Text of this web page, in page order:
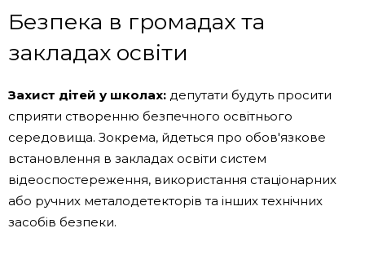
Безпека в громадах та
закладах освіти
Захист дітей у школах: депутати будуть просити
сприяти створенню безпечного освітнього
середовища. Зокрема, йдеться про обов'язкове
встановлення в закладах освіти систем
відеоспостереження, використання стаціонарних
або ручних металодетекторів та інших технічних
засобів безпеки.